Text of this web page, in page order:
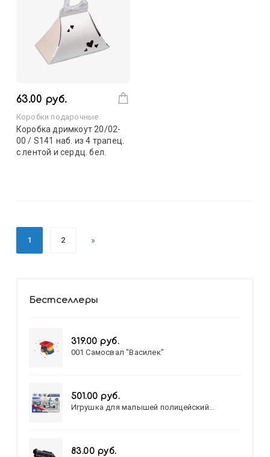
63.00 руб.
Коробки подарочные
Коробка дримкоут 20/02-
00 / S141 наб. из 4 трапец.
с лентой и сердц. бел.
1 2 »
Бестселлеры
319.00 руб.
001 Самосвал "Василек"
501.00 руб.
Игрушка для малышей полицейский
83.00 руб.